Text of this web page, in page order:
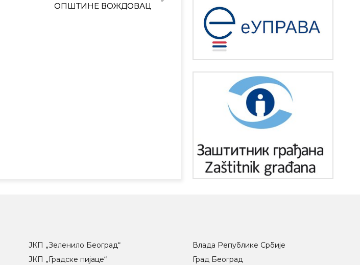
ОПШТИНЕ ВОЖДОВАЦ
ЈКП „Зеленило Београд“
ЈКП „Градске пијаце“
Влада Републике Србије
Град Београд